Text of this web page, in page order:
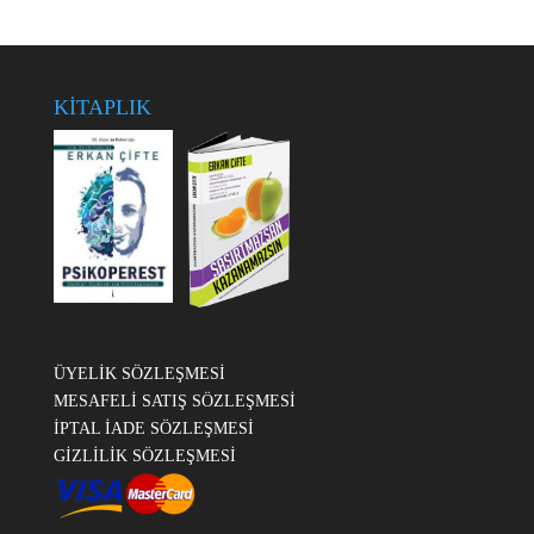
KİTAPLIK
ÜYELİK SÖZLEŞMESİ
MESAFELİ SATIŞ SÖZLEŞMESİ
İPTAL İADE SÖZLEŞMESİ
GİZLİLİK SÖZLEŞMESİ